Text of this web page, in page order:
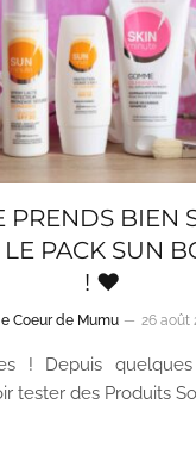
PRENDS BIEN
PACK SUN
! ♥
Coeur de Mumu 26 août
! Depuis quelques
tester des Produits